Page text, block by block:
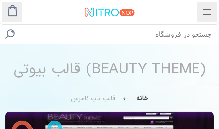
(BEAUTY THEME) قالب بیوتی
خانه قالب ناپ کامرس